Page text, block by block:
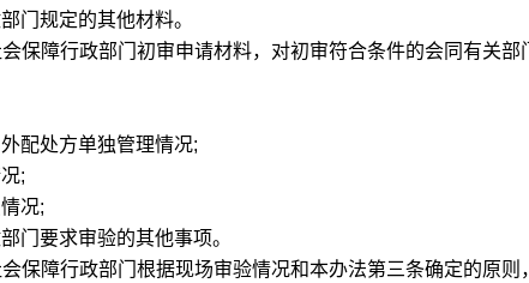
规定的其他材料。
障行政部门初审申请材料，对初审符合条件的会同有关部
配处方单独管理情况;
;
况;
要求审验的其他事项。
障行政部门根据现场审验情况和本办法第三条确定的原则